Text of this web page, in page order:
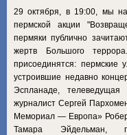
29 октября, в 19:00, мы
пермской акции
пермяки публично
жертв Большого
присоединятся: пермские
устроившие недавно
Эспланаде, телеведущая
журналист Сергей
Мемориал — Европа»
Тамара Эйдельман,